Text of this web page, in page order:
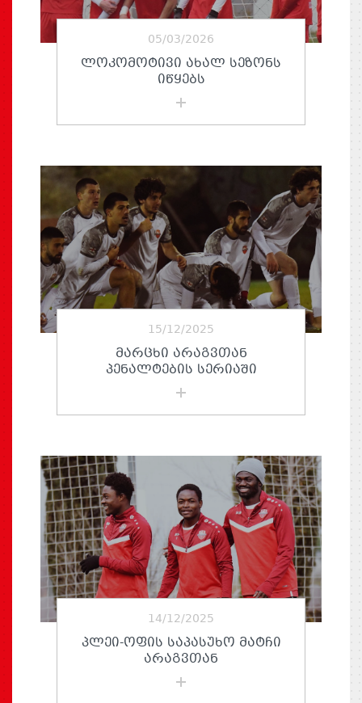
05/03/2026
ᲚᲝᲙᲝᲛᲝᲢᲘᲕᲘ ᲐᲮᲐᲚ ᲡᲔᲖᲝᲜᲡ
ᲘᲬᲧᲔᲑᲡ
15/12/2025
ᲛᲐᲠᲪᲮᲘ ᲐᲠᲐᲒᲕᲗᲐᲜ
ᲞᲔᲜᲐᲚᲢᲔᲑᲘᲡ ᲡᲔᲠᲘᲐᲨᲘ
14/12/2025
ᲞᲚᲔᲘ-ᲝᲤᲘᲡ ᲡᲐᲞᲐᲡᲣᲮᲝ ᲛᲐᲢᲩᲘ
ᲐᲠᲐᲒᲕᲗᲐᲜ